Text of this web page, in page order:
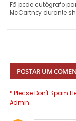
Fã pede autógrafo
McCartney durante
POSTAR UM
* Please Don't Spam
Admin.